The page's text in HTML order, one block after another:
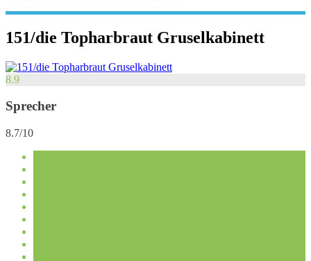
151/die Topharbraut Gruselkabinett
8.9
Sprecher
8.7/10